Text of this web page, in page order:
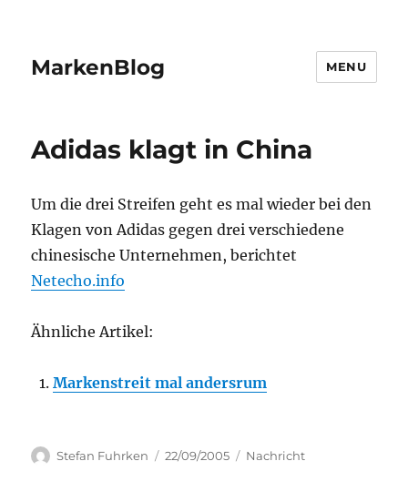
MarkenBlog MENU
Adidas klagt in China
Um die drei Streifen geht es mal wieder bei den
Klagen von Adidas gegen drei verschiedene
chinesische Unternehmen, berichtet
Netecho.info
Ähnliche Artikel:
Markenstreit mal andersrum
Author
Stefan Fuhrken
Posted
22/09/2005 Categories
Nachricht